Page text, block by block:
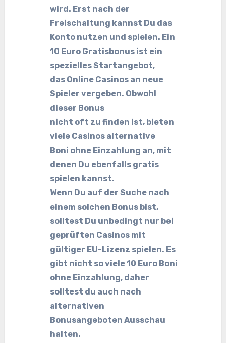
wird. Erst nach der
Freischaltung kannst Du das
Konto nutzen und spielen. Ein
10 Euro Gratisbonus ist ein
spezielles Startangebot,
das Online Casinos an neue
Spieler vergeben. Obwohl
dieser Bonus
nicht oft zu finden ist, bieten
viele Casinos alternative
Boni ohne Einzahlung an, mit
denen Du ebenfalls gratis
spielen kannst.
Wenn Du auf der Suche nach
einem solchen Bonus bist,
solltest Du unbedingt nur bei
geprüften Casinos mit
gültiger EU-Lizenz spielen. Es
gibt nicht so viele 10 Euro Boni
ohne Einzahlung, daher
solltest du auch nach
alternativen
Bonusangeboten Ausschau
halten.